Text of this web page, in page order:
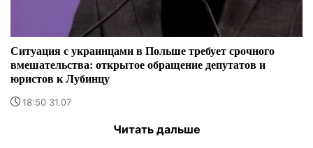
Ситуация с украинцами в Польше требует срочного
вмешательства: открытое обращение депутатов и
юристов к Лубинцу
18:50 31.07
Читать дальше